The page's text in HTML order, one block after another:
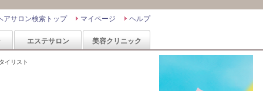
ヘルプ
マイページ
アサロン検索トップ
エステサロン 美容クリニック
イリスト